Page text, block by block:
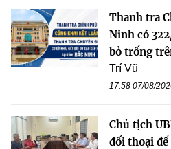
Thanh tra
Ninh có
bỏ trống
Trí Vũ
17:58 07/08/
Chủ tịch
đối thoại